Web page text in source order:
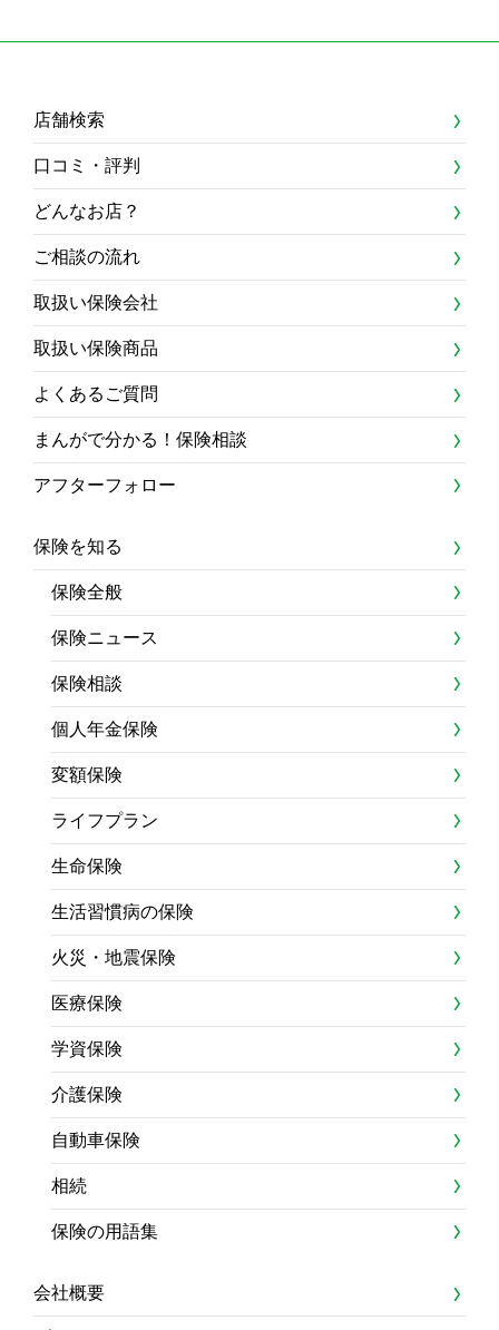
店舗検索
口コミ・評判
どんなお店？
ご相談の流れ
取扱い保険会社
取扱い保険商品
よくあるご質問
まんがで分かる！保険相談
アフターフォロー
保険を知る
保険全般
保険ニュース
保険相談
個人年金保険
変額保険
ライフプラン
生命保険
生活習慣病の保険
火災・地震保険
医療保険
学資保険
介護保険
自動車保険
相続
保険の用語集
会社概要